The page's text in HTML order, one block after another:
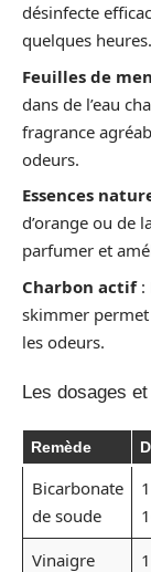
désinfecte
quelques heures.
Feuilles de
dans de l’eau
fragrance
odeurs.
Essences
d’orange ou de
parfumer et
Charbon actif:
skimmer
les odeurs.
Les dosages et
Remède
Bicarbonate
de soude
Vinaigre